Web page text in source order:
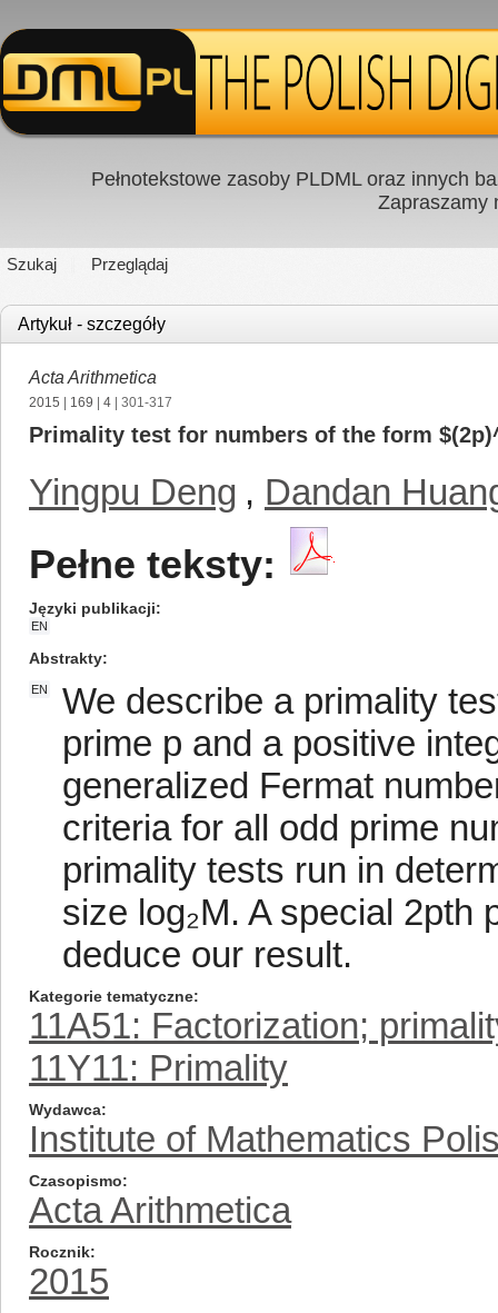
Pełnotekstowe zasoby PLDML oraz innych
Zapraszamy
Szukaj Przeglądaj
Artykuł - szczegóły
Acta Arithmetica
2015 169 4 | 301-317
Primality test for numbers of the form
Yingpu Deng , Dandan
Pełne teksty:
Języki publikacji
EN
Abstrakty
EN
We describe a primality
prime p and a positive
generalized Fermat
criteria for all odd prime
primality tests run in
size log₂M. A special
deduce our result.
Kategorie tematyczne
11A51: Factorization;
11Y11: Primality
Wydawca
Institute of Mathematics
Czasopismo
Acta Arithmetica
Rocznik
2015